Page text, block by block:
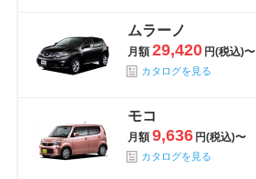
ムラーノ
月額 29,420 円(税込)〜
カタログを見る
モコ
月額 9,636 円(税込)〜
カタログを見る